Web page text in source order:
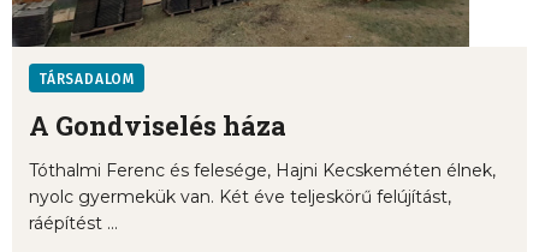
TÁRSADALOM
A Gondviselés háza
Tóthalmi Ferenc és felesége, Hajni Kecskeméten élnek,
nyolc gyermekük van. Két éve teljeskörű felújítást,
ráépítést ...